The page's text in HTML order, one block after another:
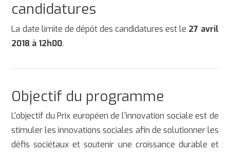
candidatures
La date limite de dépôt des candidatures est le 27 avril
2018 à 12h00.
Objectif du programme
L'objectif du Prix européen de l'innovation sociale est de
stimuler les innovations sociales afin de solutionner les
défis sociétaux et soutenir une croissance durable et